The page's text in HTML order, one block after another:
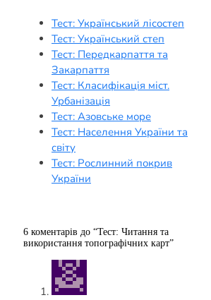
Тест: Український лісостеп
Тест: Український степ
Тест: Передкарпаття та
Закарпаття
Тест: Класифікація міст.
Урбанізація
Тест: Азовське море
Тест: Населення України та
світу
Тест: Рослинний покрив
України
6 коментарів до “Тест: Читання та
використання топографічних карт”